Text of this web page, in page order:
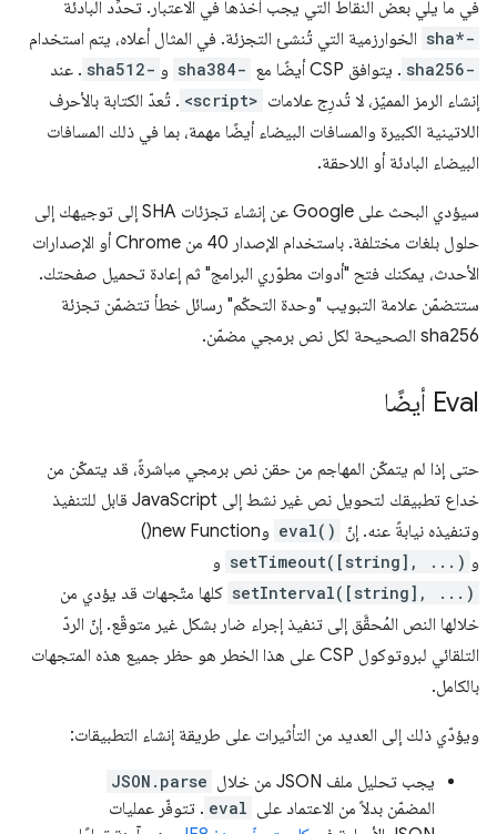
في ما يلي بعض النقاط التي يجب أخذها في الاعتبار. تحدِّد البادئة
sha*- الخوارزمية التي تُنشئ التجزئة. في المثال أعلاه، يتم استخدام
sha256- . يتوافق CSP أيضًا مع sha384- و sha512- . عند
إنشاء الرمز المميّز، لا تُدرِج علامات <script> . تُعدّ الكتابة بالأحرف
اللاتينية الكبيرة والمسافات البيضاء أيضًا مهمة، بما في ذلك المسافات
البيضاء البادئة أو اللاحقة.
سيؤدي البحث على Google عن إنشاء تجزئات SHA إلى توجيهك إلى
حلول بلغات مختلفة. باستخدام الإصدار 40 من Chrome أو الإصدارات
الأحدث، يمكنك فتح "أدوات مطوّري البرامج" ثم إعادة تحميل صفحتك.
ستتضمّن علامة التبويب "وحدة التحكّم" رسائل خطأ تتضمّن تجزئة
sha256 الصحيحة لكل نص برمجي مضمّن.
Eval أيضًا
حتى إذا لم يتمكّن المهاجم من حقن نص برمجي مباشرةً، قد يتمكّن من
خداع تطبيقك لتحويل نص غير نشط إلى JavaScript قابل للتنفيذ
وتنفيذه نيابةً عنه. إنّ eval()
وnew Function()
و setTimeout([string], ...) و
setInterval([string], ...) كلها متّجهات قد يؤدي من
خلالها النص المُحقَّق إلى تنفيذ إجراء ضار بشكل غير متوقّع. إنّ الردّ
التلقائي لبروتوكول CSP على هذا الخطر هو حظر جميع هذه المتجهات
بالكامل.
ويؤدّي ذلك إلى العديد من التأثيرات على طريقة إنشاء التطبيقات:
يجب تحليل ملف JSON من خلال JSON.parse
المضمّن بدلاً من الاعتماد على eval . تتوفّر عمليات